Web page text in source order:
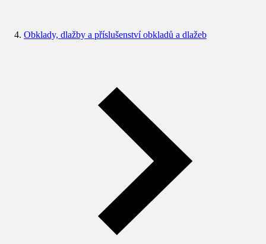
Obklady, dlažby a příslušenství obkladů a dlažeb